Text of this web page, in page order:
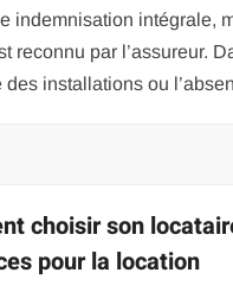
indemnisation intégrale,
reconnu par l’assureur.
des installations ou
choisir son
pour la location